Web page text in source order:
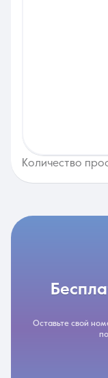
Количество
бесплатная консультация
Оставьте свой